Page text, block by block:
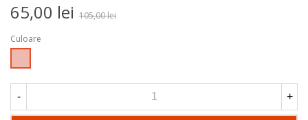
65,00 lei 105,00 lei
Culoare
Gold
- +